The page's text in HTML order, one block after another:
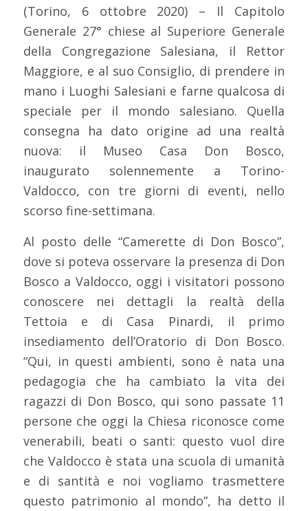
(Torino, 6 ottobre 2020) – Il Capitolo
Generale 27° chiese al Superiore Generale
della Congregazione Salesiana, il Rettor
Maggiore, e al suo Consiglio, di prendere in
mano i Luoghi Salesiani e farne qualcosa di
speciale per il mondo salesiano. Quella
consegna ha dato origine ad una realtà
nuova: il Museo Casa Don Bosco,
inaugurato solennemente a Torino-
Valdocco, con tre giorni di eventi, nello
scorso fine-settimana.
Al posto delle “Camerette di Don Bosco”,
dove si poteva osservare la presenza di Don
Bosco a Valdocco, oggi i visitatori possono
conoscere nei dettagli la realtà della
Tettoia e di Casa Pinardi, il primo
insediamento dell’Oratorio di Don Bosco.
“Qui, in questi ambienti, sono è nata una
pedagogia che ha cambiato la vita dei
ragazzi di Don Bosco, qui sono passate 11
persone che oggi la Chiesa riconosce come
venerabili, beati o santi: questo vuol dire
che Valdocco è stata una scuola di umanità
e di santità e noi vogliamo trasmettere
questo patrimonio al mondo”, ha detto il